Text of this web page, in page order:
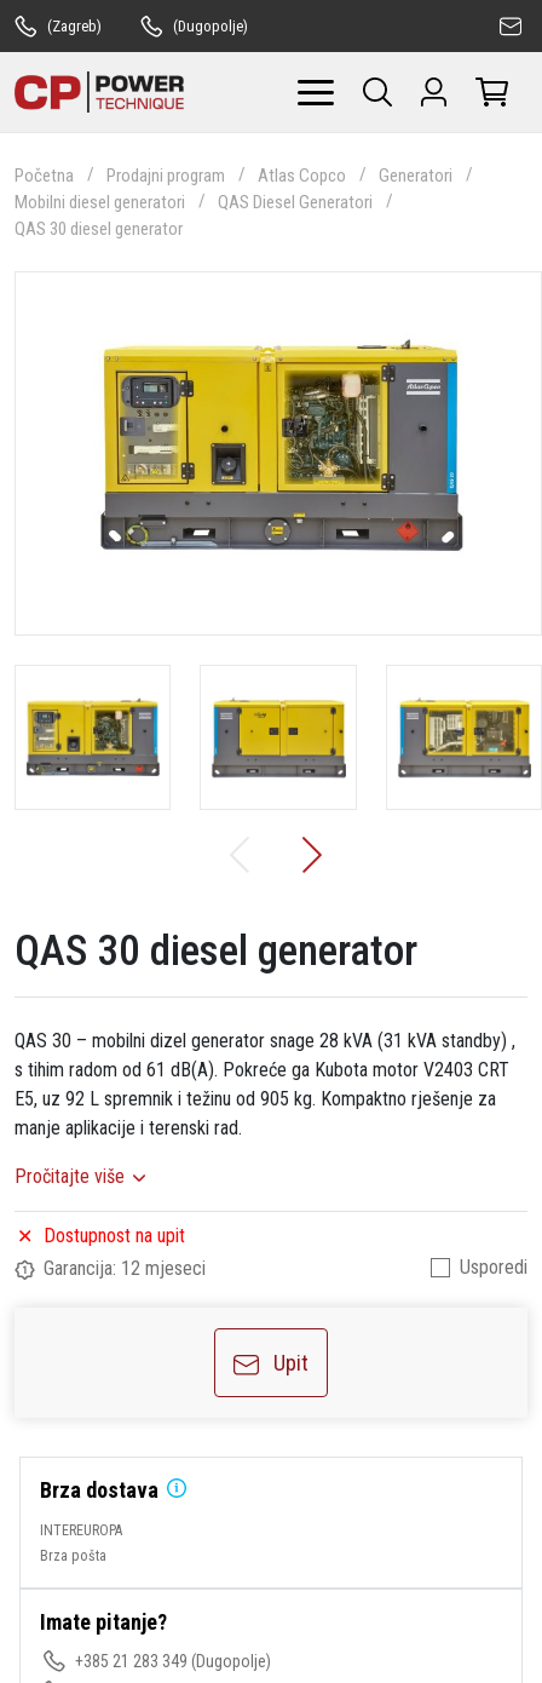
(Zagreb) (Dugopolje)
Početna Prodajni program Atlas Copco
Generatori
Mobilni diesel generatori
QAS Diesel Generatori
QAS 30 diesel generator
QAS 30 diesel generator
QAS 30 – mobilni dizel generator snage 28 kVA (31 kVA standby) ,
s tihim radom od 61 dB(A). Pokreće ga Kubota motor V2403 CRT
E5, uz 92 L spremnik i težinu od 905 kg. Kompaktno rješenje za
manje aplikacije i terenski rad.
Pročitajte više
Dostupnost na upit
Garancija: 12 mjeseci
Usporedi
Upit
Brza dostava
INTEREUROPA
Brza pošta
Imate pitanje?
+385 21 283 349 (Dugopolje)